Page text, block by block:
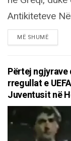
Antikiteteve
MË SHUMËDETAILS
Përtej
rregullat e
Juventusit në